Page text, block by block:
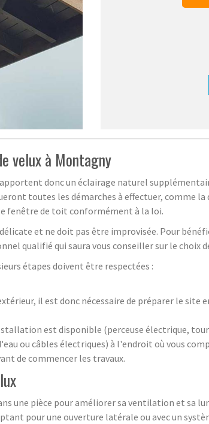
velux à Montagny
donc un éclairage naturel
toutes les démarches à effectuer, comme
fenêtre de toit conformément à la loi.
et ne doit pas être improvisée. Pour
qualifié qui saura vous conseiller sur le choix
étapes doivent être respectées :
il est donc nécessaire de préparer le site
est disponible (perceuse électrique,
ou câbles électriques) à l'endroit où vous
de commencer les travaux.
une pièce pour améliorer sa ventilation et sa
pour une ouverture latérale ou avec un